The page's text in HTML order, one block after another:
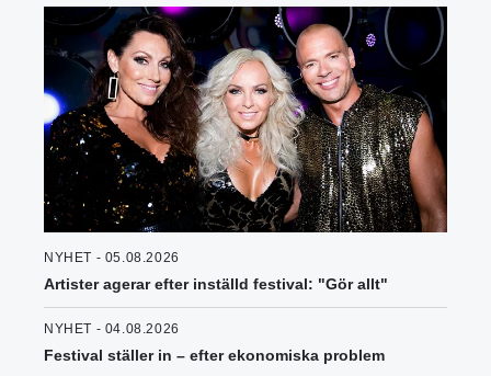
NYHET - 05.08.2026
Artister agerar efter inställd festival: "Gör allt"
NYHET - 04.08.2026
Festival ställer in – efter ekonomiska problem